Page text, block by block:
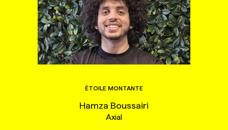
ÉTOILE MONTANTE
Hamza Boussairi
Axial